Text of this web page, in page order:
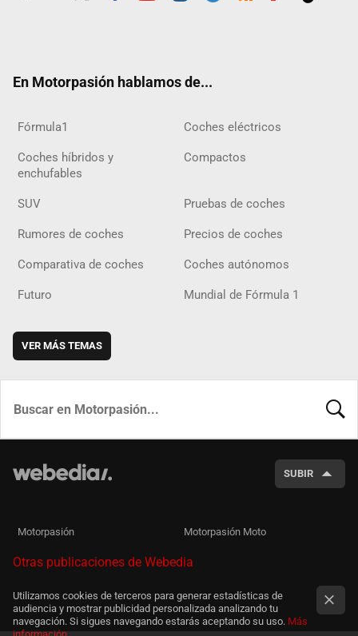
En Motorpasión hablamos de...
Fórmula1 Coches eléctricos
Coches híbridos y
enchufables
Compactos
SUV Pruebas de coches
Rumores de coches Precios de coches
Comparativa de coches Coches autónomos
Futuro Mundial de Fórmula 1
VER MÁS TEMAS
SUBIR
Motorpasión Motorpasión Moto
Otras publicaciones de Webedia
Utilizamos cookies de terceros para generar estadísticas de
audiencia y mostrar publicidad personalizada analizando tu
navegación. Si sigues navegando estarás aceptando su uso. Más